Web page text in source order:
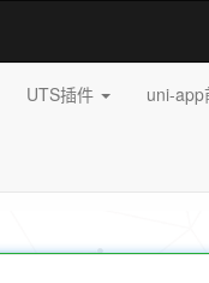
UTS插件 uni-